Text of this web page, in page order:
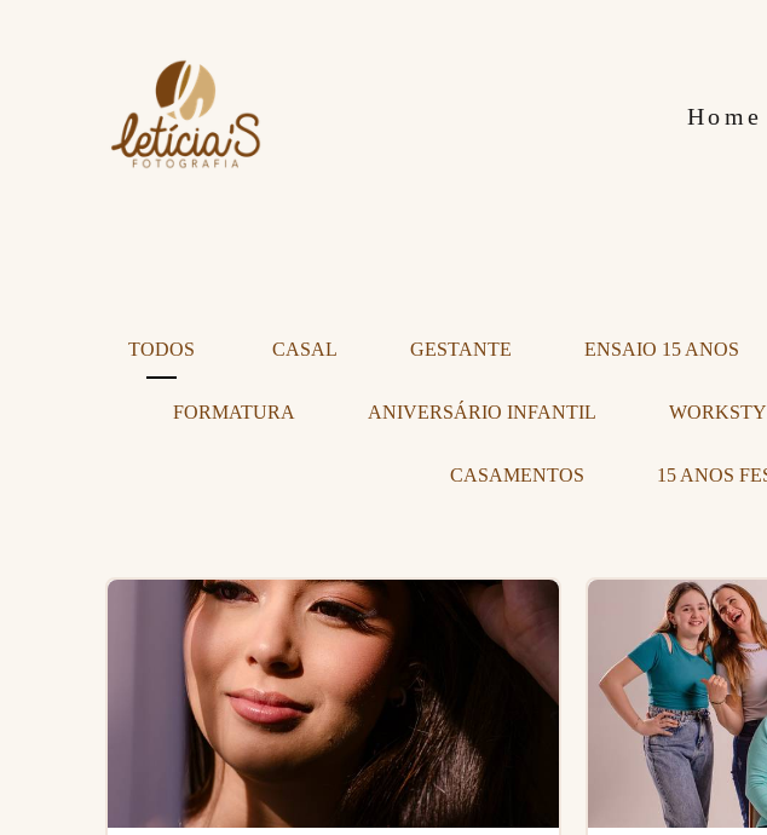
Home
TODOS CASAL GESTANTE ENSAIO 15 ANOS
FORMATURA ANIVERSÁRIO INFANTIL
CASAMENTOS 15 ANOS